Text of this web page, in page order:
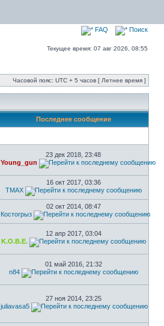
FAQ Поиск
Текущее время: 07 авг 2026, 08:55
Часовой пояс: UTC + 5 часов [ Летнее время ]
Последнее сообщение
23 дек 2018, 23:48
Young_gun
16 окт 2017, 03:36
TMAX
02 окт 2014, 08:47
Костогрыз
12 апр 2017, 03:04
K.O.B.E.
01 май 2016, 21:32
n84
27 ноя 2014, 23:25
juliavasa5